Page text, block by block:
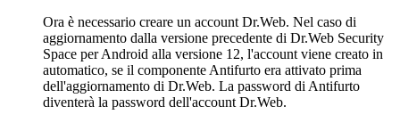
Ora è necessario creare un account Dr.Web. Nel caso di
aggiornamento dalla versione precedente di Dr.Web Security
Space per Android alla versione 12, l'account viene creato in
automatico, se il componente Antifurto era attivato prima
dell'aggiornamento di Dr.Web. La password di Antifurto
diventerà la password dell'account Dr.Web.